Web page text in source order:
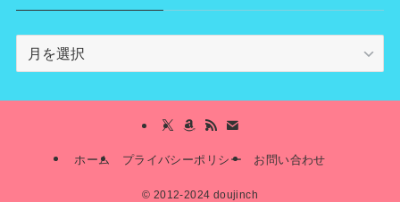
archives
ホーム プライバシーポリシー お問い合わせ
© 2012-2024 doujinch